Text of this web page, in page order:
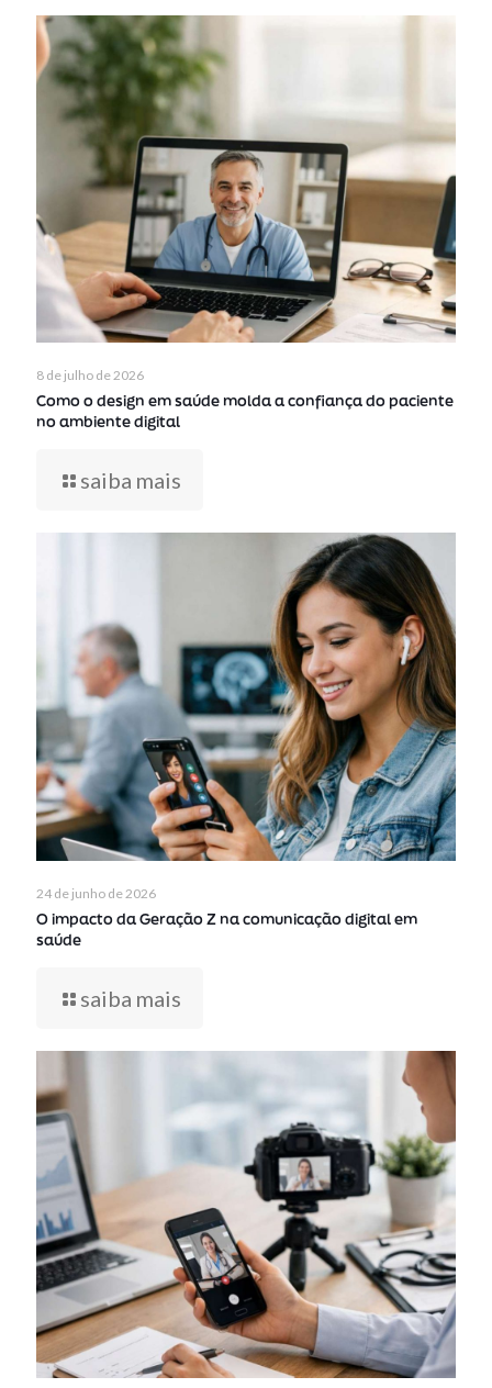
8 de julho de 2026
Como o design em saúde molda a confiança do paciente
no ambiente digital
saiba mais
24 de junho de 2026
O impacto da Geração Z na comunicação digital em
saúde
saiba mais